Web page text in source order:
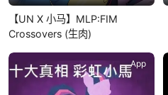
【UN X 小马】MLP:FIM
Crossovers (生肉)
App